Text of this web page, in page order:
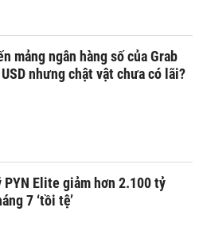
mảng ngân hàng số của Grab
nhưng chật vật chưa có lãi?
PYN Elite giảm hơn 2.100 tỷ
7 ‘tồi tệ’